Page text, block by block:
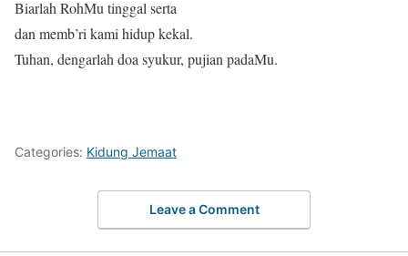
Biarlah RohMu tinggal serta
dan memb’ri kami hidup kekal.
Tuhan, dengarlah doa syukur, pujian padaMu.
Categories: Kidung Jemaat
Leave a Comment